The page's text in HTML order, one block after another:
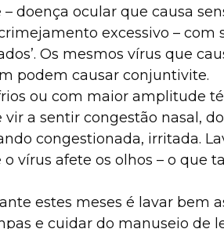
doença ocular que causa
excessivo – com
Os mesmos vírus que
podem causar conjuntivite.
ou com maior amplitude
a sentir congestão nasal,
congestionada, irritada.
vírus afete os olhos – o que
estes meses é lavar bem
e cuidar do manuseio de